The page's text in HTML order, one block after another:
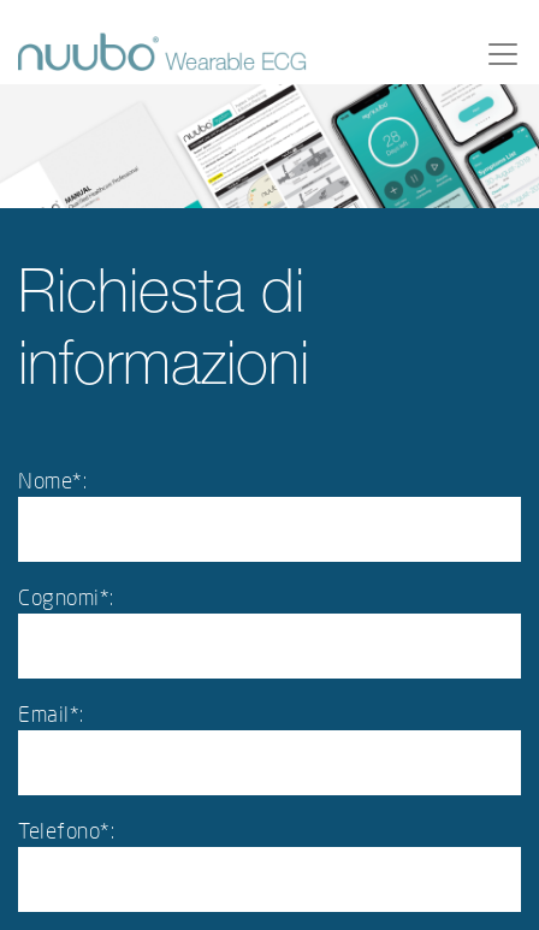
Richiesta di
informazioni
Nome*:
Cognomi*:
Email*:
Telefono*: